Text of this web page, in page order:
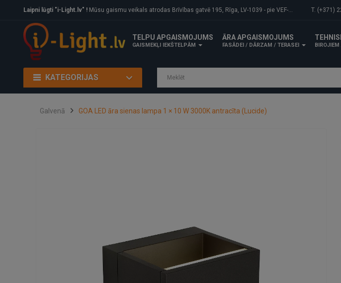
Laipni lūgti "i-Light.lv" ! Mūsu gaismu veikals atrodas Brīvības gatvē 195, Rīga, LV-1039 - pie VEF-Gaisa tilta. T. (+371)
TELPU APGAISMOJUMS
GAISMEKĻI IEKŠTELPĀM
ĀRA APGAISMOJUMS
FASĀDEI / DĀRZAM / TERASEI
KATEGORIJAS
Galvenā GOA LED āra sienas lampa 1 × 10 W 3000K antracīta (Lucide)